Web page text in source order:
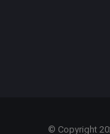
© Copyright